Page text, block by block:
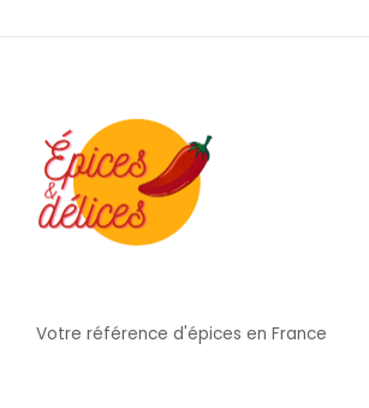
Votre référence d'épices en France